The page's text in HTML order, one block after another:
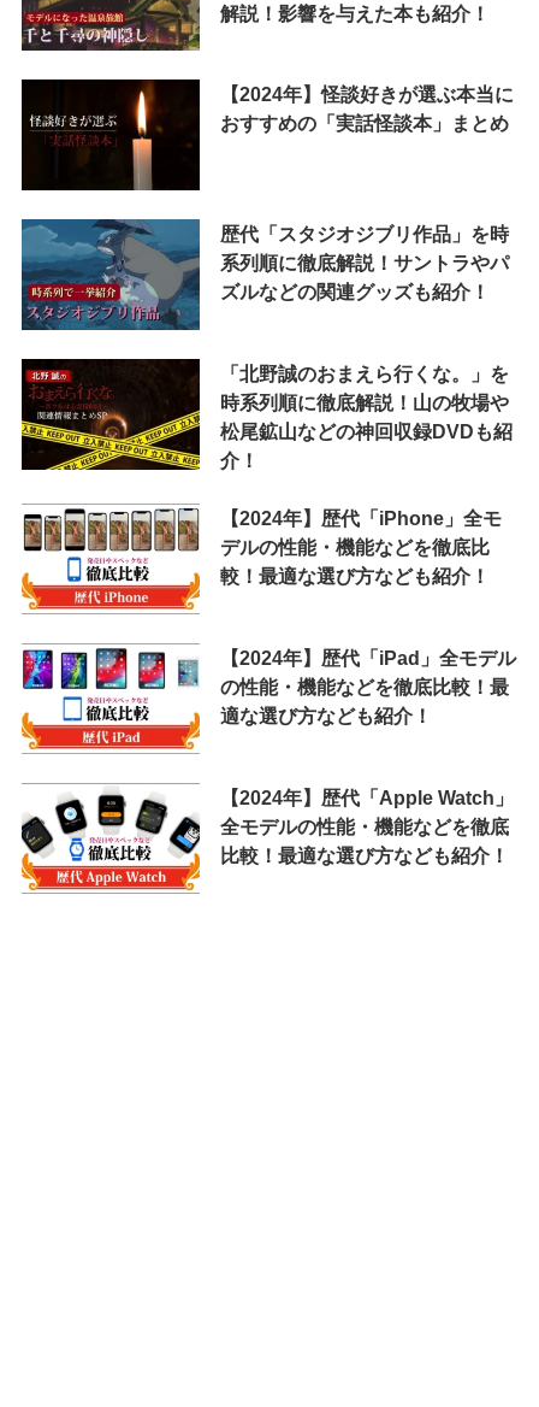
解説！影響を与えた本も紹介！
【2024年】怪談好きが選ぶ本当に
おすすめの「実話怪談本」まとめ
歴代「スタジオジブリ作品」を時
系列順に徹底解説！サントラやパ
ズルなどの関連グッズも紹介！
「北野誠のおまえら行くな。」を
時系列順に徹底解説！山の牧場や
松尾鉱山などの神回収録DVDも紹
介！
【2024年】歴代「iPhone」全モ
デルの性能・機能などを徹底比
較！最適な選び方なども紹介！
【2024年】歴代「iPad」全モデル
の性能・機能などを徹底比較！最
適な選び方なども紹介！
【2024年】歴代「Apple Watch」
全モデルの性能・機能などを徹底
比較！最適な選び方なども紹介！